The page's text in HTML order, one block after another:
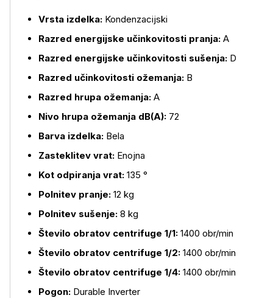
Več o izdelku
Vrsta izdelka: Kondenzacijski
Razred energijske učinkovitosti pranja: A
Razred energijske učinkovitosti sušenja: D
Razred učinkovitosti ožemanja: B
Razred hrupa ožemanja: A
Nivo hrupa ožemanja dB(A): 72
Barva izdelka: Bela
Zasteklitev vrat: Enojna
Kot odpiranja vrat: 135 °
Polnitev pranje: 12 kg
Polnitev sušenje: 8 kg
Število obratov centrifuge 1/1: 1400 obr/min
Število obratov centrifuge 1/2: 1400 obr/min
Število obratov centrifuge 1/4: 1400 obr/min
Pogon: Durable Inverter